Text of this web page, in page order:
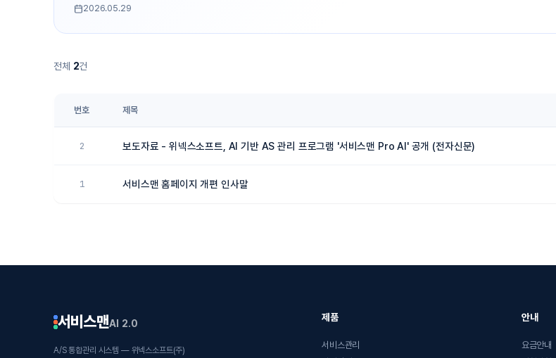
2026.05.29
전체 2건
번호 제목
2 보도자료 - 위넥스소프트, AI 기반 AS 관리 프로그램 '서비스맨 Pro AI' 공개 (전자신문)
1 서비스맨 홈페이지 개편 인사말
서비스맨AI 2.0
A/S 통합관리 시스템 — 위넥스소프트(주)
제품
서비스관리
안내
요금안내